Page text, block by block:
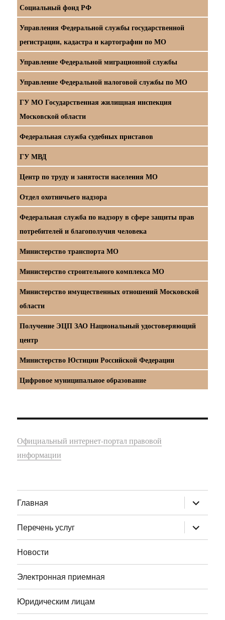
Социальный фонд РФ
Управления Федеральной службы государственной
регистрации, кадастра и картографии по МО
Управление Федеральной миграционной службы
Управление Федеральной налоговой службы по МО
ГУ МО Государственная жилищная инспекция
Московской области
Федеральная служба судебных приставов
ГУ МВД
Центр по труду и занятости населения МО
Отдел охотничьего надзора
Федеральная служба по надзору в сфере защиты прав
потребителей и благополучия человека
Министерство транспорта МО
Министерство строительного комплекса МО
Министерство имущественных отношений Московской
области
Получение ЭЦП ЗАО Национальный удостоверяющий
центр
Министерство Юстиции Российской Федерации
Цифровое муниципальное образование
Официальный интернет-портал правовой
информации
Главная раскрыть
дочернее
меню
Перечень услуг
раскрыть
дочернее
меню
Новости
Электронная приемная
Юридическим лицам